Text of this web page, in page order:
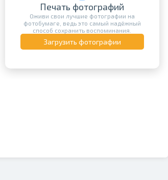
Печать фотографий
Оживи свои лучшие фотографии на
фотобумаге, ведь это самый надёжный
способ сохранить воспоминания.
Загрузить фотографии